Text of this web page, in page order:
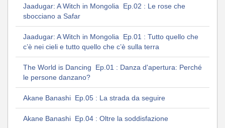
Jaadugar: A Witch in Mongolia Ep.02 : Le rose che
sbocciano a Safar
Jaadugar: A Witch in Mongolia Ep.01 : Tutto quello che
c’è nei cieli e tutto quello che c’è sulla terra
The World is Dancing Ep.01 : Danza d'apertura: Perché
le persone danzano?
Akane Banashi Ep.05 : La strada da seguire
Akane Banashi Ep.04 : Oltre la soddisfazione